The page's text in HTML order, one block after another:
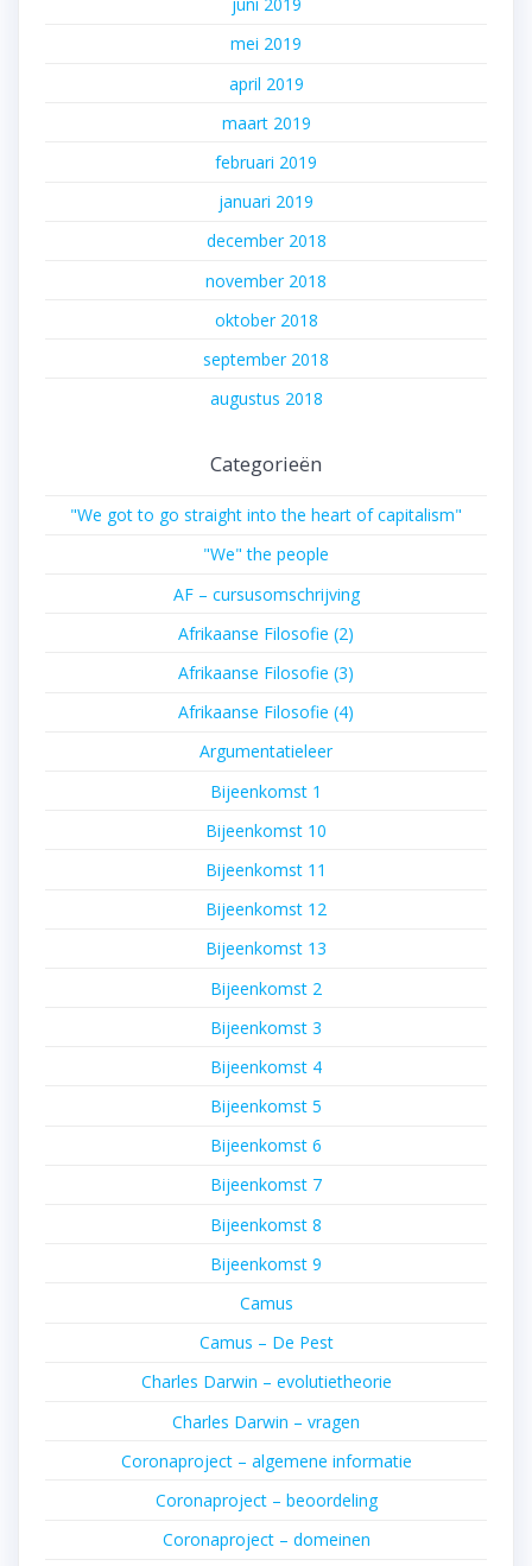
mei 2019
april 2019
maart 2019
februari 2019
januari 2019
december 2018
november 2018
oktober 2018
september 2018
augustus 2018
Categorieën
"We got to go straight into the heart of capitalism"
"We" the people
AF – cursusomschrijving
Afrikaanse Filosofie (2)
Afrikaanse Filosofie (3)
Afrikaanse Filosofie (4)
Argumentatieleer
Bijeenkomst 1
Bijeenkomst 10
Bijeenkomst 11
Bijeenkomst 12
Bijeenkomst 13
Bijeenkomst 2
Bijeenkomst 3
Bijeenkomst 4
Bijeenkomst 5
Bijeenkomst 6
Bijeenkomst 7
Bijeenkomst 8
Bijeenkomst 9
Camus
Camus – De Pest
Charles Darwin – evolutietheorie
Charles Darwin – vragen
Coronaproject – algemene informatie
Coronaproject – beoordeling
Coronaproject – domeinen